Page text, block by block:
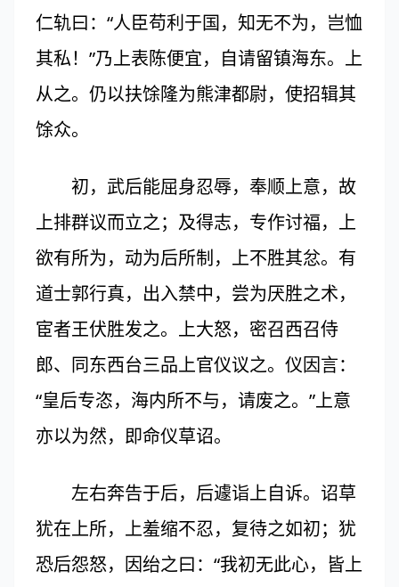
仁轨曰：“人臣苟利于国，知无不为，岂恤
其私！”乃上表陈便宜，自请留镇海东。上
从之。仍以扶馀隆为熊津都尉，使招辑其
馀众。
初，武后能屈身忍辱，奉顺上意，故
上排群议而立之；及得志，专作讨福，上
欲有所为，动为后所制，上不胜其忿。有
道士郭行真，出入禁中，尝为厌胜之术，
宦者王伏胜发之。上大怒，密召西召侍
郎、同东西台三品上官仪议之。仪因言：
“皇后专恣，海内所不与，请废之。”上意
亦以为然，即命仪草诏。
左右奔告于后，后遽诣上自诉。诏草
犹在上所，上羞缩不忍，复待之如初；犹
恐后怨怒，因绐之曰：“我初无此心，皆上